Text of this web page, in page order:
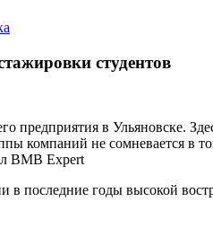
студентов
предприятия в Ульяновске.
компаний не сомневается в
BMB Expert
последние годы высокой